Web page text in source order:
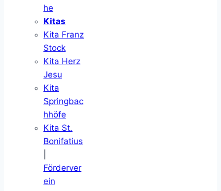
he
Kitas
Kita Franz
Stock
Kita Herz
Jesu
Kita
Springbac
hhöfe
Kita St.
Bonifatius
Förderver
ein